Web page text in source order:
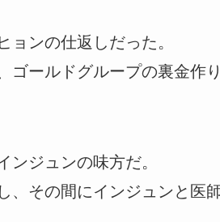
ョンの仕返しだった。
ゴールドグループの裏金作
ンジュンの味方だ。
、その間にインジュンと医